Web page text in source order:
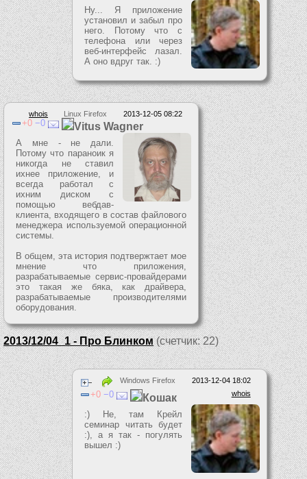
Ну... Я приложение
установил и забыл про
него. Потому что с
телефона или через
веб-интерфейс лазал.
А оно вдруг так. :)
2013-12-05 08:22
Linux Firefox
whois
0 0 Vitus Wagner
А мне - не дали.
Потому что параноик я
никогда не ставил
ихнее приложение, и
всегда работал с
ихним диском с
помощью вебдав-
клиента, входящего в состав файлового
менеджера используемой операционной
системы.
В общем, эта история подтвержтает мое
мнение что приложения,
разрабатываемые сервис-провайдерами
это такая же бяка, как драйвера,
разрабатываемые производителями
оборудования.
2013/12/04_1 - Про Блинком(счетчик: 22)
2013-12-04 18:02
Windows Firefox
whois
0 0 Кошак
:) Не, там Крейл
семинар читать будет
:), а я так - погулять
вышел :)